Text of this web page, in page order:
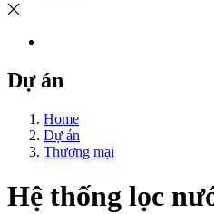
Dự án
Home
Dự án
Thương mại
Hệ thống lọc